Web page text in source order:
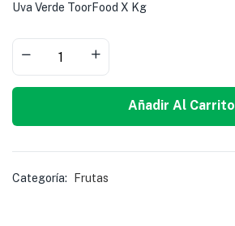
Uva Verde ToorFood X Kg
Añadir Al Carrito
Categoría: Frutas